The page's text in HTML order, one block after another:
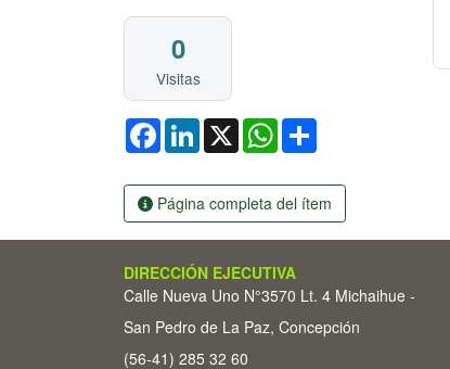
0
Visitas
FacebookLinkedIn
X WhatsApp
Página completa del ítem
DIRECCIÓN EJECUTIVA
Calle Nueva Uno N°3570 Lt. 4 Michaihue -
San Pedro de La Paz, Concepción
(56-41) 285 32 60